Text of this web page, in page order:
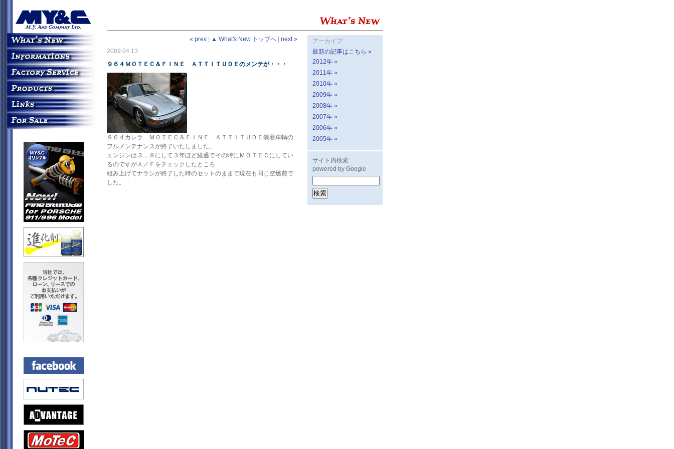
« prev ▲ What's New トップへ
next »
2009.04.13
９６４ＭＯＴＥＣ＆ＦＩＮＥ ＡＴＴＩＴＵＤＥのメンテが・・・
９６４カレラ ＭＯＴＥＣ＆ＦＩＮＥ ＡＴＴＩＴＵＤＥ装着車輌の
フルメンテナンスが終了いたしました。
エンジンは３，８にして３年ほど経過でその時にＭＯＴＥＣにしてい
るのですがＡ／Ｆをチェックしたところ
組み上げてナラシが終了した時のセットのままで現在も同じ空燃費で
した。
アーカイブ
最新の記事はこちら »
2012年 »
2011年 »
2010年 »
2009年 »
2008年 »
2007年 »
2006年 »
2005年 »
サイト内検索
powered by Google